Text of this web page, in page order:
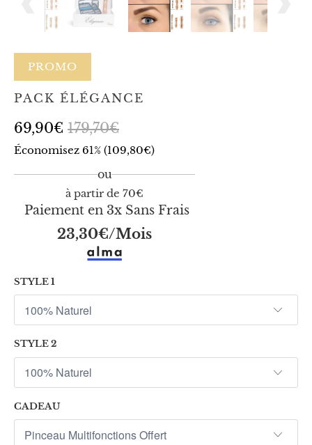
PROMO
PACK ÉLÉGANCE
69,90€ 179,70€
Économisez 61% (109,80€)
à partir de 70€
Paiement en 3x Sans Frais
23,30€/Mois
STYLE 1
STYLE 2
CADEAU